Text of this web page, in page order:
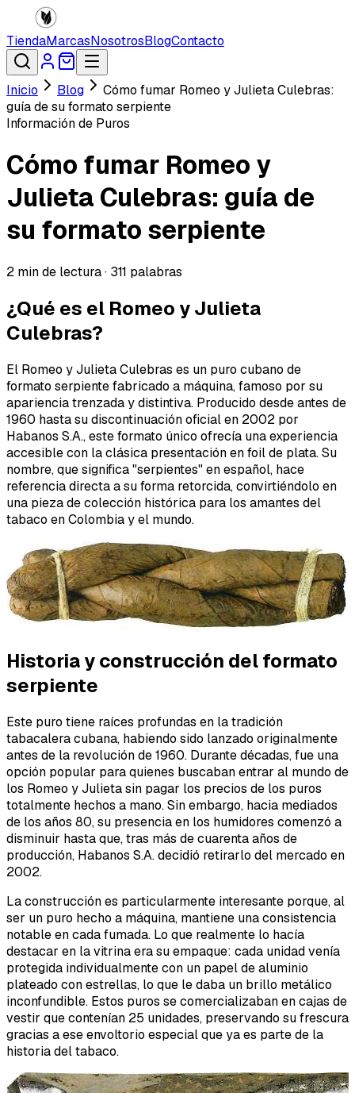
TiendaMarcasNosotrosBlogContacto
Inicio Blog
Cómo fumar Romeo y Julieta Culebras:
guía de su formato serpiente
Información de Puros
Cómo fumar Romeo y
Julieta Culebras: guía de
su formato serpiente
2 min de lectura · 311 palabras
¿Qué es el Romeo y Julieta
Culebras?
El Romeo y Julieta Culebras es un puro cubano de
formato serpiente fabricado a máquina, famoso por su
apariencia trenzada y distintiva. Producido desde antes de
1960 hasta su discontinuación oficial en 2002 por
Habanos S.A., este formato único ofrecía una experiencia
accesible con la clásica presentación en foil de plata. Su
nombre, que significa "serpientes" en español, hace
referencia directa a su forma retorcida, convirtiéndolo en
una pieza de colección histórica para los amantes del
tabaco en Colombia y el mundo.
Historia y construcción del formato
serpiente
Este puro tiene raíces profundas en la tradición
tabacalera cubana, habiendo sido lanzado originalmente
antes de la revolución de 1960. Durante décadas, fue una
opción popular para quienes buscaban entrar al mundo de
los Romeo y Julieta sin pagar los precios de los puros
totalmente hechos a mano. Sin embargo, hacia mediados
de los años 80, su presencia en los humidores comenzó a
disminuir hasta que, tras más de cuarenta años de
producción, Habanos S.A. decidió retirarlo del mercado en
2002.
La construcción es particularmente interesante porque, al
ser un puro hecho a máquina, mantiene una consistencia
notable en cada fumada. Lo que realmente lo hacía
destacar en la vitrina era su empaque: cada unidad venía
protegida individualmente con un papel de aluminio
plateado con estrellas, lo que le daba un brillo metálico
inconfundible. Estos puros se comercializaban en cajas de
vestir que contenían 25 unidades, preservando su frescura
gracias a ese envoltorio especial que ya es parte de la
historia del tabaco.